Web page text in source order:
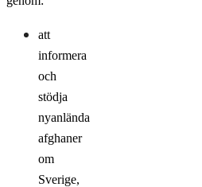
att
informera
och
stödja
nyanlända
afghaner
om
Sverige,